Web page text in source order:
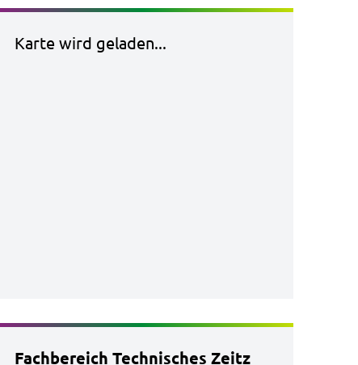
Karte wird geladen...
Fachbereich Technisches Zeitz